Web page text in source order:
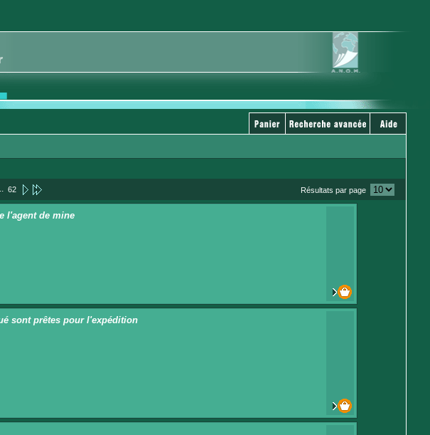
62 Résultats par page
l'agent de mine
sont prêtes pour l'expédition